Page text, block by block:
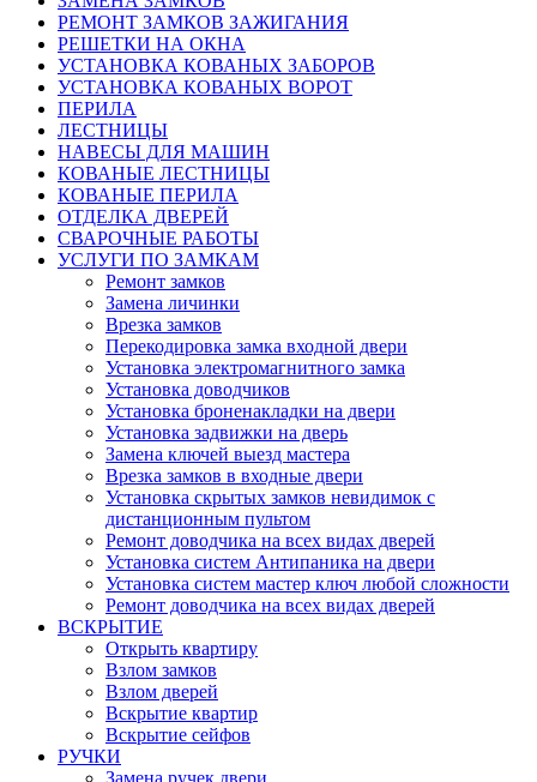
РЕМОНТ ЗАМКОВ ЗАЖИГАНИЯ
РЕШЕТКИ НА ОКНА
УСТАНОВКА КОВАНЫХ ЗАБОРОВ
УСТАНОВКА КОВАНЫХ ВОРОТ
ПЕРИЛА
ЛЕСТНИЦЫ
НАВЕСЫ ДЛЯ МАШИН
КОВАНЫЕ ЛЕСТНИЦЫ
КОВАНЫЕ ПЕРИЛА
ОТДЕЛКА ДВЕРЕЙ
СВАРОЧНЫЕ РАБОТЫ
УСЛУГИ ПО ЗАМКАМ
Ремонт замков
Замена личинки
Врезка замков
Перекодировка замка входной двери
Установка электромагнитного замка
Установка доводчиков
Установка броненакладки на двери
Установка задвижки на дверь
Замена ключей выезд мастера
Врезка замков в входные двери
Установка скрытых замков невидимок с
дистанционным пультом
Ремонт доводчика на всех видах дверей
Установка систем Антипаника на двери
Установка систем мастер ключ любой сложности
Ремонт доводчика на всех видах дверей
ВСКРЫТИЕ
Открыть квартиру
Взлом замков
Взлом дверей
Вскрытие квартир
Вскрытие сейфов
РУЧКИ